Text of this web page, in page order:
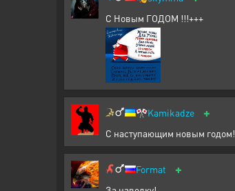
С Новым ГОДОМ !!!+++
🎌Kamikadze +
С наступающим новым годом!
Format +